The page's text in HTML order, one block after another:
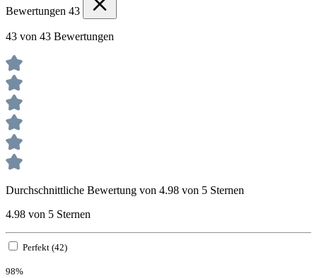
Bewertungen 43
43 von 43 Bewertungen
Durchschnittliche Bewertung von 4.98 von 5 Sternen
4.98 von 5 Sternen
Perfekt (42)
98%